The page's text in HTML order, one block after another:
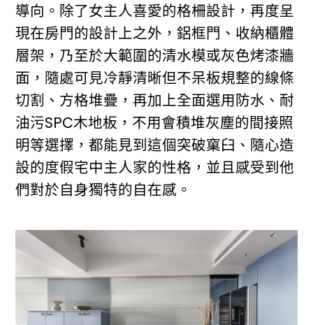
導向。除了女主人喜愛的格柵設計，再度呈
現在房門的設計上之外，鋁框門、收納櫃體
層架，乃至於大範圍的清水模或灰色烤漆牆
面，隨處可見冷靜清晰但不呆板規整的線條
切割、方格堆疊，再加上全面選用防水、耐
油污SPC木地板，不用會積堆灰塵的間接照
明等選擇，都能見到這個突破窠臼、隨心造
設的度假宅中主人家的性格，並且感受到他
們對於自身獨特的自在感。